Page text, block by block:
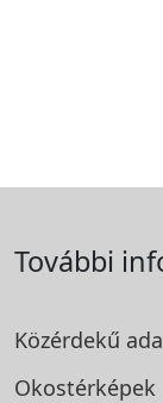
További
Közérdekű
Okostérképek